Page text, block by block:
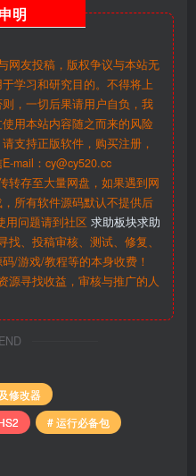
申明
网友投稿，版权争议与本站无
学习和研究目的。不得将上
，一切后果请用户自负，我
用本站内容随之而来的风险
支持正版软件，购买注册，
mail：cy@cy520.cc
转存至大量网盘，如果遇到网
所有软件源码默认不提供后
用问题请到社区 求助板块求助
、投稿审核、测试、修复、
/游戏/教程等的本身收费！
源寻找收益，审核与推广的人
修改器
# 运行必备包